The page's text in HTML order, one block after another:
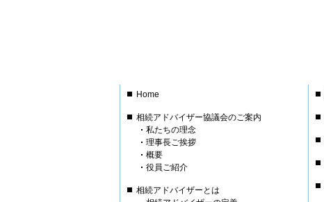
Home
相続アドバイザー協議会のご案内
私たちの理念
理事長ご挨拶
概要
役員ご紹介
相続アドバイザーとは